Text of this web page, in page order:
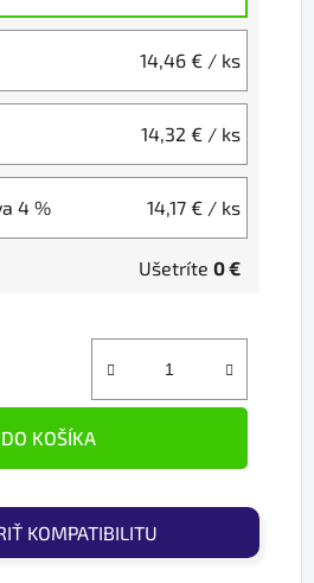
14,46 € / ks
14,32 € / ks
4 % 14,17 € / ks
Ušetríte 0 €
DO KOŠÍKA
KOMPATIBILITU